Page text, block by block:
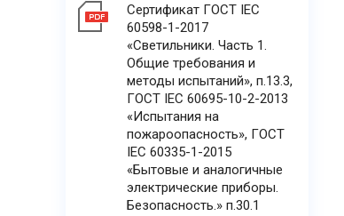
Сертификат ГОСТ IEC
60598-1-2017
«Светильники. Часть 1.
Общие требования и
методы испытаний», п.13.3,
ГОСТ IEC 60695-10-2-2013
«Испытания на
пожароопасность», ГОСТ
IEC 60335-1-2015
«Бытовые и аналогичные
электрические приборы.
Безопасность.» п.30.1